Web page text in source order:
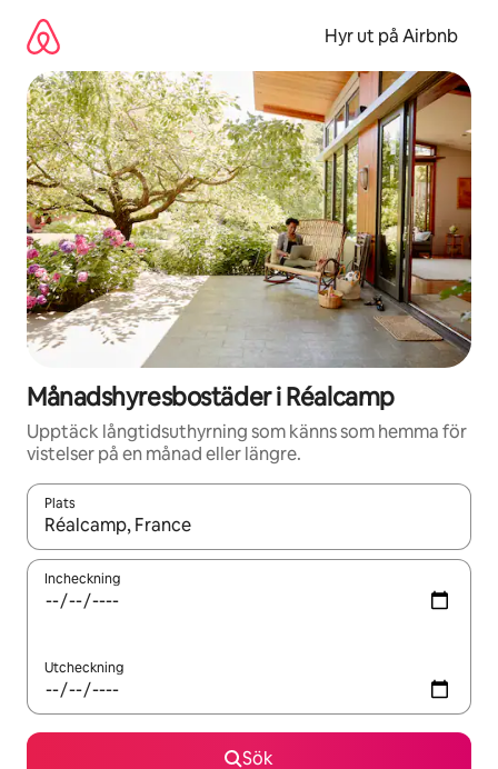
innehåll
Hyr ut på Airbnb
Månadshyresbostäder i Réalcamp
Upptäck långtidsuthyrning som känns som hemma för
vistelser på en månad eller längre.
Plats
När resultaten är tillgängliga kan du navigera med upp- och
Incheckning
Utcheckning
Sök